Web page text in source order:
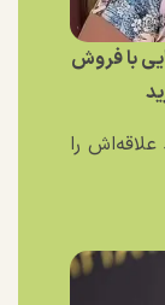
ساله کلمبیایی با فروش
علاقه‌اش را